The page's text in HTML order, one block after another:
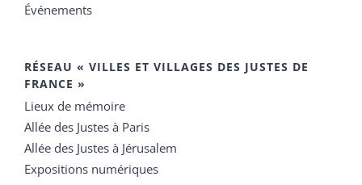
Événements
RÉSEAU « VILLES ET VILLAGES DES JUSTES DE
FRANCE »
Lieux de mémoire
Allée des Justes à Paris
Allée des Justes à Jérusalem
Expositions numériques